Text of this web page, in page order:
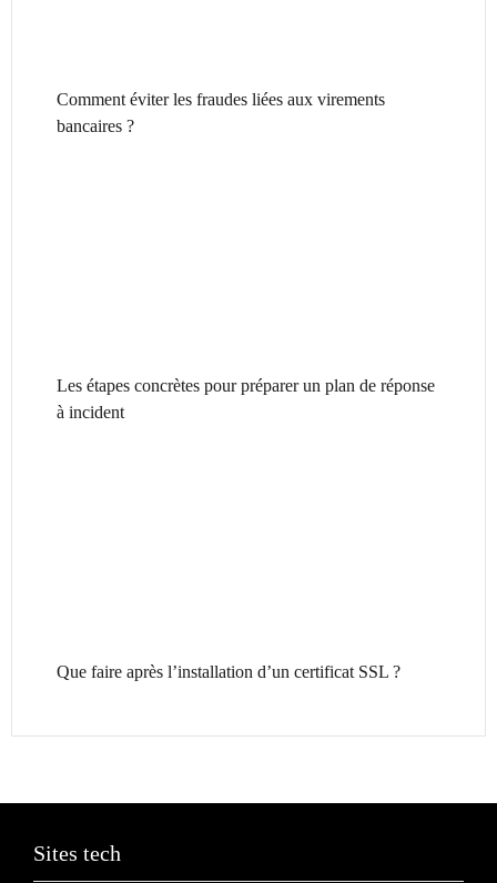
Comment éviter les fraudes liées aux virements
bancaires ?
Les étapes concrètes pour préparer un plan de réponse
à incident
Que faire après l’installation d’un certificat SSL ?
Sites tech